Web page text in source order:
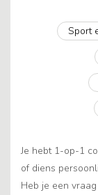
Sport
Je hebt 1-op-1
of diens
Heb je een